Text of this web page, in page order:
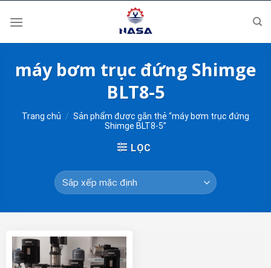
máy bơm trục đứng Shimge
BLT8-5
Trang chủ / Sản phẩm được gắn thẻ “máy bơm trục đứng
Shimge BLT8-5”
LỌC